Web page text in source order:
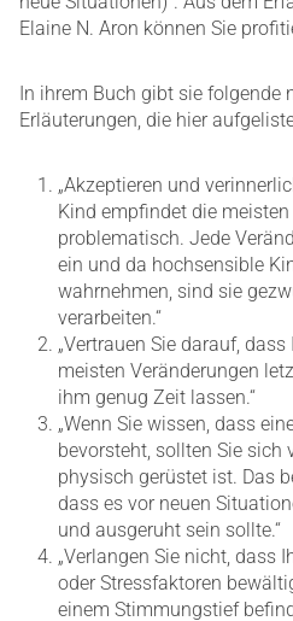
Elaine N. Aron können Sie
In ihrem Buch gibt sie folgende
Erläuterungen, die hier
„Akzeptieren und
Kind empfindet die
problematisch. Jede
ein und da hochsensible
wahrnehmen, sind sie
verarbeiten.“
„Vertrauen Sie darauf,
meisten Veränderungen
ihm genug Zeit lassen.“
„Wenn Sie wissen, dass
bevorsteht, sollten Sie sich
physisch gerüstet ist. Das
dass es vor neuen
und ausgeruht sein sollte.“
„Verlangen Sie nicht, dass
oder Stressfaktoren
einem Stimmungstief